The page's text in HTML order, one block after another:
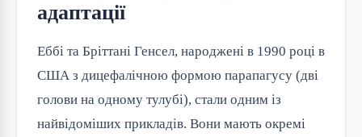
адаптації
Еббі та Бріттані Генсел, народжені в 1990 році в
США з дицефалічною формою парапагусу (дві
голови на одному тулубі), стали одним із
найвідоміших прикладів. Вони мають окремі